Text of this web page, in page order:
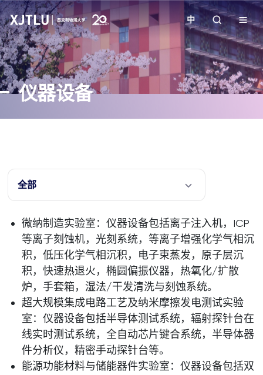
教学
招生
学院
校园生活
关于我们
中
仪器设备
全部
微纳制造实验室：仪器设备包括离子注入机，ICP
等离子刻蚀机，光刻系统，等离子增强化学气相沉
积，低压化学气相沉积，电子束蒸发，原子层沉
积，快速热退火，椭圆偏振仪器，热氧化/扩散
炉，手套箱，湿法/干发清洗与刻蚀系统。
超大规模集成电路工艺及纳米摩擦发电测试实验
室：仪器设备包括半导体测试系统，辐射探针台在
线实时测试系统，全自动芯片键合系统，半导体器
件分析仪，精密手动探针台等。
能源功能材料与储能器件实验室：仪器设备包括双